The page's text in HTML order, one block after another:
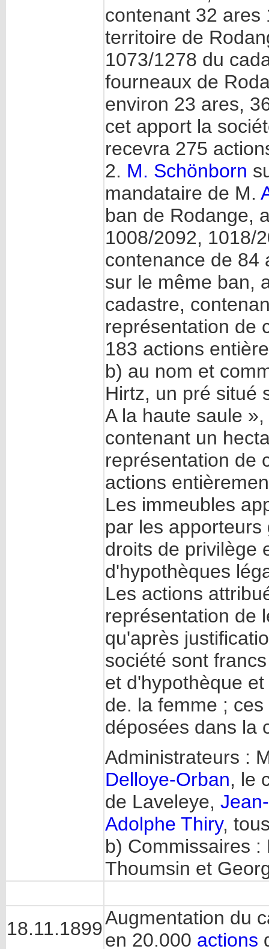
contenant 32 ares
territoire de
1073/1278 du
fourneaux de
environ 23 ares,
cet apport la
recevra 275
2. M. Schönborn
mandataire de M.
ban de Rodange,
1008/2092, 1018/
contenance de 84
sur le même ban,
cadastre,
représentation de
183 actions
b) au nom et
Hirtz, un pré situé
A la haute saule
contenant un
représentation de
actions
Les immeubles
par les
droits de privilège
d'hypothèques
Les actions
représentation de
qu'après
société sont
et d'hypothèque
de. la femme ;
déposées dans la
Administrateurs :
Delloye-Orban, le
de Laveleye,
Adolphe Thiry,
b) Commissaires
Thoumsin et
18.11.1899Augmentation du
en 20.000 actions